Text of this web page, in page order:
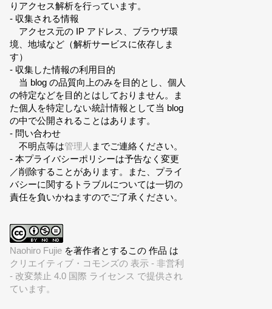
りアクセス解析を行っています。
- 収集される情報
アクセス元の IP アドレス、ブラウザ環
境、地域など（解析サービスに依存しま
す）
- 収集した情報の利用目的
当 blog の品質向上のみを目的とし、個人
の特定などを目的とはしておりません。ま
た個人を特定しない統計情報として当 blog
の中で公開されることはあります。
- 問い合わせ
不明点等は管理人 までご連絡ください。
- 本プライバシーポリシーは予告なく変更
／削除することがあります。また、プライ
バシーに関するトラブルについては一切の
責任を負いかねますのでご了承ください。
Naohiro Fujie を著作者とするこの 作品 は
クリエイティブ・コモンズの 表示 - 非営利
- 改変禁止 4.0 国際 ライセンス で提供され
ています。